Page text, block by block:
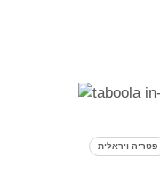
פטריה ויראלית